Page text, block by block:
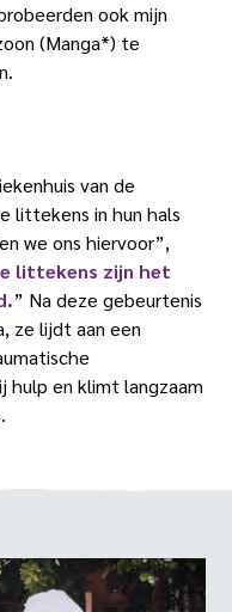
ook mijn
(Manga*) te
van de
littekens in hun hals
we ons hiervoor”,
littekens zijn het
” Na deze gebeurtenis
ze lijdt aan een
hulp en klimt langzaam